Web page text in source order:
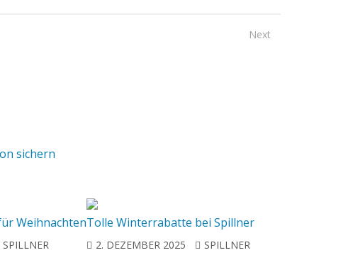
Next
sichern
Weihnachten
SPILLNER
Tolle Winterrabatte bei Spillner
2. DEZEMBER 2025 SPILLNER